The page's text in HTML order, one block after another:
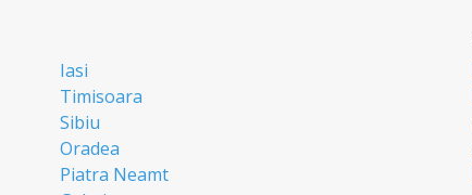
Iasi
Timisoara
Sibiu
Oradea
Piatra Neamt